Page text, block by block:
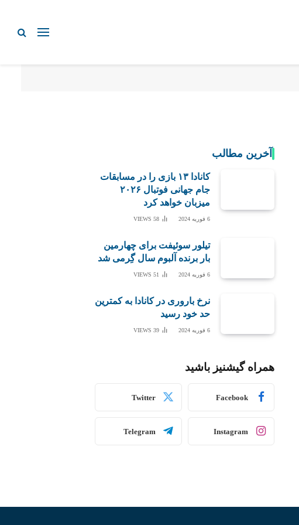
آخرین مطالب
کانادا ۱۳ بازی را در مسابقات
جام جهانی فوتبال ۲۰۲۶
میزبان خواهد کرد
6 فوریه 2024 58
VIEWS
تیلور سوئیفت برای چهارمین
بار برنده آلبوم سال گِرمی شد
6 فوریه 2024 51
VIEWS
نرخ باروری در کانادا به کمترین
حد خود رسید
6 فوریه 2024 39
VIEWS
همراه گیشنیز باشید
Facebook
Twitter
Instagram
Telegram